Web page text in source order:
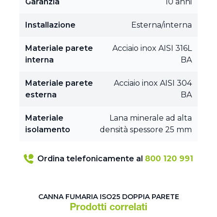
Installazione Esterna/interna
Materiale parete
interna
Acciaio inox AISI 316L
BA
Materiale parete
esterna
Acciaio inox AISI 304
BA
Materiale
isolamento
Lana minerale ad alta
densità spessore 25 mm
Ordina telefonicamente al 800 120 991
CANNA FUMARIA ISO25 DOPPIA PARETE
Prodotti correlati